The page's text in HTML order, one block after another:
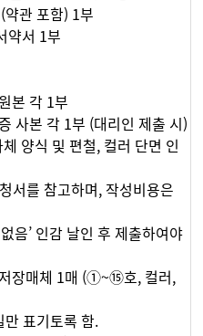
관 포함) 1부
약서 1부
본 각 1부
사본 각 1부 (대리인 제출 시)
양식 및 편철, 컬러 단면 인
를 참고하며, 작성비용은
’ 인감 날인 후 제출하여야
장매체 1매 (①~⑮호, 컬러,
표기토록 함.